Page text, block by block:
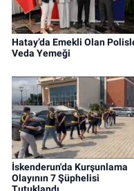
Hatay’da Emekli Olan
Veda Yemeği
İskenderun'da Kurşunlama
Olayının 7 Şüphelisi